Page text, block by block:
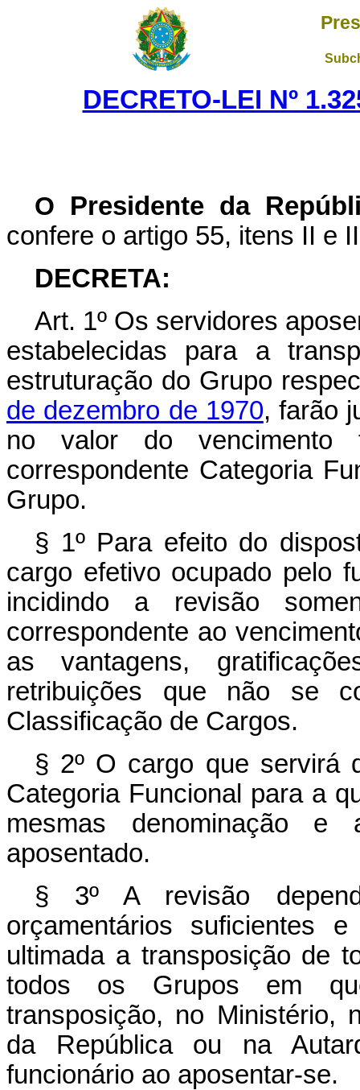
DECRETO-LEI Nº
O Presidente da
confere o artigo 55, itens II e
DECRETA:
Art. 1º Os servidores
estabelecidas para a
estruturação do Grupo
de dezembro de 1970, farão
no valor do
correspondente Categoria
Grupo.
§ 1º Para efeito do
cargo efetivo ocupado pelo
incidindo a revisão
correspondente ao
as vantagens,
retribuições que não se
Classificação de Cargos.
§ 2º O cargo que servirá
Categoria Funcional para a
mesmas denominação
aposentado.
§ 3º A revisão
orçamentários suficientes
ultimada a transposição de
todos os Grupos em
transposição, no Ministério,
da República ou na
funcionário ao aposentar-se.